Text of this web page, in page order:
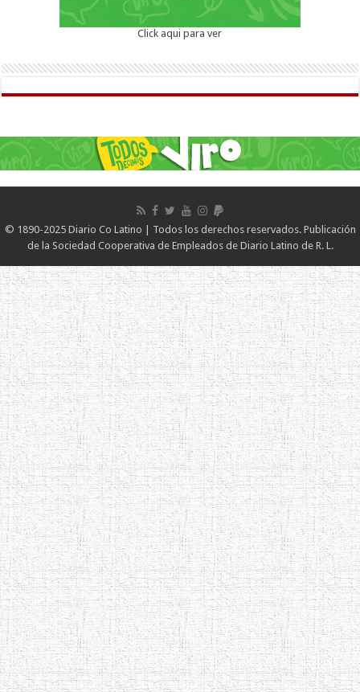
Click aqui para ver
© 1890-2025 Diario Co Latino | Todos los derechos reservados. Publicación
de la Sociedad Cooperativa de Empleados de Diario Latino de R. L.